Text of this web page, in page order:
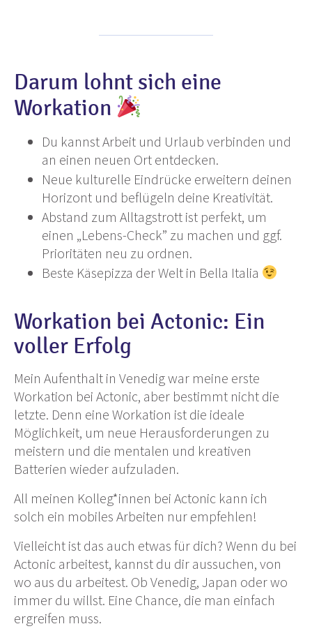
Darum lohnt sich eine
Workation
Du kannst Arbeit und Urlaub verbinden und
an einen neuen Ort entdecken.
Neue kulturelle Eindrücke erweitern deinen
Horizont und beflügeln deine Kreativität.
Abstand zum Alltagstrott ist perfekt, um
einen „Lebens-Check” zu machen und ggf.
Prioritäten neu zu ordnen.
Beste Käsepizza der Welt in Bella Italia
Workation bei Actonic: Ein
voller Erfolg
Mein Aufenthalt in Venedig war meine erste
Workation bei Actonic, aber bestimmt nicht die
letzte. Denn eine Workation ist die ideale
Möglichkeit, um neue Herausforderungen zu
meistern und die mentalen und kreativen
Batterien wieder aufzuladen.
All meinen Kolleg*innen bei Actonic kann ich
solch ein mobiles Arbeiten nur empfehlen!
Vielleicht ist das auch etwas für dich? Wenn du bei
Actonic arbeitest, kannst du dir aussuchen, von
wo aus du arbeitest. Ob Venedig, Japan oder wo
immer du willst. Eine Chance, die man einfach
ergreifen muss.